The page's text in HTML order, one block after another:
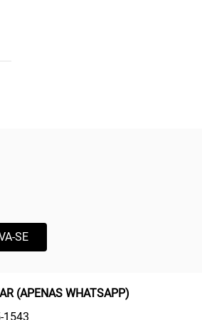
SE
(APENAS WHATSAPP)
1543